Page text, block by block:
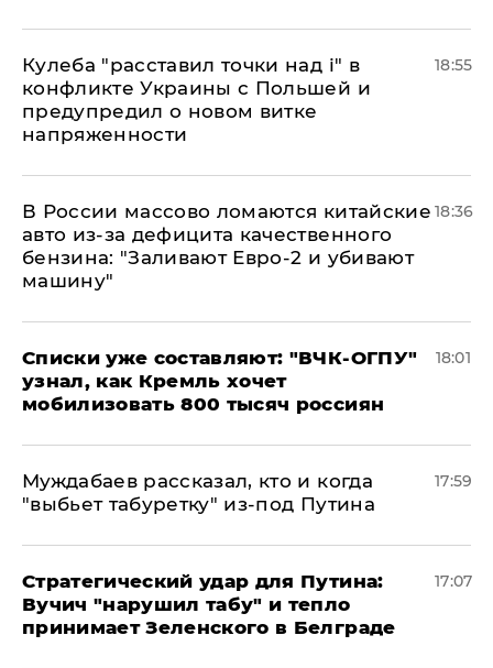
Кулеба "расставил точки над і" в
конфликте Украины с Польшей и
предупредил о новом витке
напряженности
18:55
В России массово ломаются китайские
авто из-за дефицита качественного
бензина: "Заливают Евро-2 и убивают
машину"
18:36
Списки уже составляют: "ВЧК-ОГПУ"
узнал, как Кремль хочет
мобилизовать 800 тысяч россиян
18:01
Муждабаев рассказал, кто и когда
"выбьет табуретку" из-под Путина
17:59
Стратегический удар для Путина:
Вучич "нарушил табу" и тепло
принимает Зеленского в Белграде
17:07